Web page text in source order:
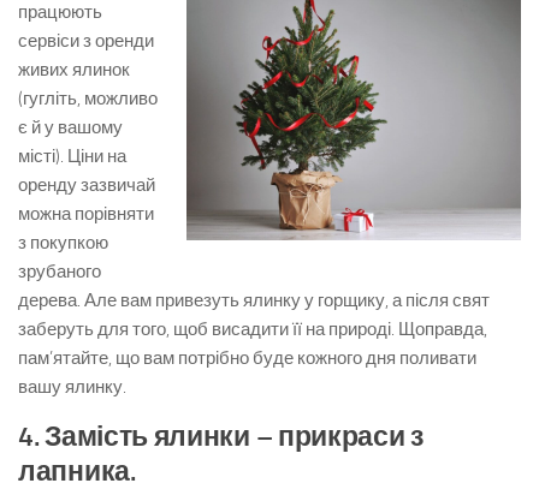
працюють
сервіси з оренди
живих ялинок
(гугліть, можливо
є й у вашому
місті). Ціни на
оренду зазвичай
можна порівняти
з покупкою
зрубаного
дерева. Але вам привезуть ялинку у горщику, а після свят
заберуть для того, щоб висадити її на природі. Щоправда,
пам’ятайте, що вам потрібно буде кожного дня поливати
вашу ялинку.
4. Замість ялинки – прикраси з
лапника.